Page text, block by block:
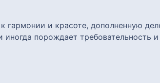
и красоте, дополненную
порождает требовательность